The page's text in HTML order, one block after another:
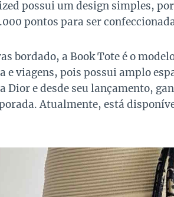
possui um design simples,
pontos para ser
bordado, a Book Tote é o
e viagens, pois possui amplo
Dior e desde seu lançamento,
Atualmente, está